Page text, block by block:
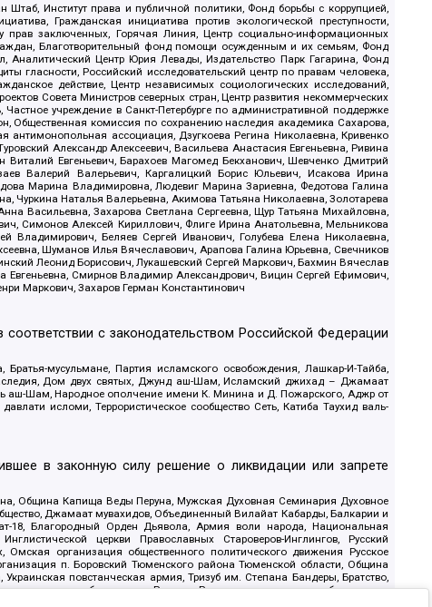
Институт права и публичной политики, Фонд борьбы с коррупцией,
Гражданская инициатива против экологической преступности,
заключенных, Горячая Линия, Центр социально-информационных
Благотворительный фонд помощи осужденным и их семьям, Фонд
Аналитический Центр Юрия Левады, Издательство Парк Гагарина, Фонд
гласности, Российский исследовательский центр по правам человека,
действие, Центр независимых социологических исследований,
Совета Министров северных стран, Центр развития некоммерческих
учреждение в Санкт-Петербурге по административной поддержке
Общественная комиссия по сохранению наследия академика Сахарова,
антимонопольная ассоциация, Дзугкоева Регина Николаевна, Кривенко
Александр Алексеевич, Васильева Анастасия Евгеньевна, Ривина
Евгеньевич, Барахоев Магомед Бекханович, Шевченко Дмитрий
Валерий Валерьевич, Каргалицкий Борис Юльевич, Исакова Ирина
Марина Владимировна, Людевиг Марина Зариевна, Федотова Галина
Чуркина Наталья Валерьевна, Акимова Татьяна Николаевна, Золотарева
Васильевна, Захарова Светлана Сергеевна, Щур Татьяна Михайловна,
Симонов Алексей Кириллович, Флиге Ирина Анатольевна, Мельникова
Беляев Сергей Иванович, Голубева Елена Николаевна,
Шуманов Илья Вячеславович, Арапова Галина Юрьевна, Свечников
Леонид Борисович, Лукашевский Сергей Маркович, Бахмин Вячеслав
Смирнов Владимир Александрович, Вицин Сергей Ефимович,
Маркович, Захаров Герман Константинович
с законодательством Российской Федерации
мусульмане, Партия исламского освобождения, Лашкар-И-Тайба,
Дом двух святых, Джунд аш-Шам, Исламский джихад – Джамаат
аш-Шам, Народное ополчение имени К. Минина и Д. Пожарского, Аджр от
исломи, Террористическое сообщество Сеть, Катиба Таухид валь-
в законную силу решение о ликвидации или запрете
Община Капища Веды Перуна, Мужская Духовная Семинария Духовное
Джамаат мувахидов, Объединенный Вилайат Кабарды, Балкарии и
18, Благородный Орден Дьявола, Армия воли народа, Национальная
церкви Православных Староверов-Инглингов, Русский
организация общественного политического движения Русское
п. Боровский Тюменского района Тюменской области, Община
повстанческая армия, Тризуб им. Степана Бандеры, Братство,
объединение Русские, Русское национальное объединение